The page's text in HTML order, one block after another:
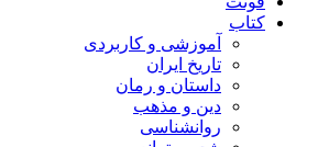
کتاب
آموزشی و کاربردی
تاریخ ایران
داستان و رمان
دین و مذهب
روانشناسی